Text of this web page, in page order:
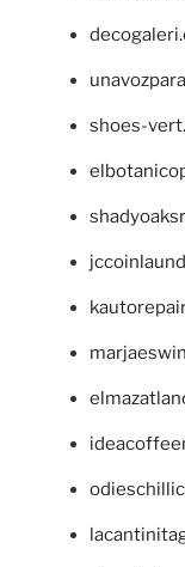
shoes-